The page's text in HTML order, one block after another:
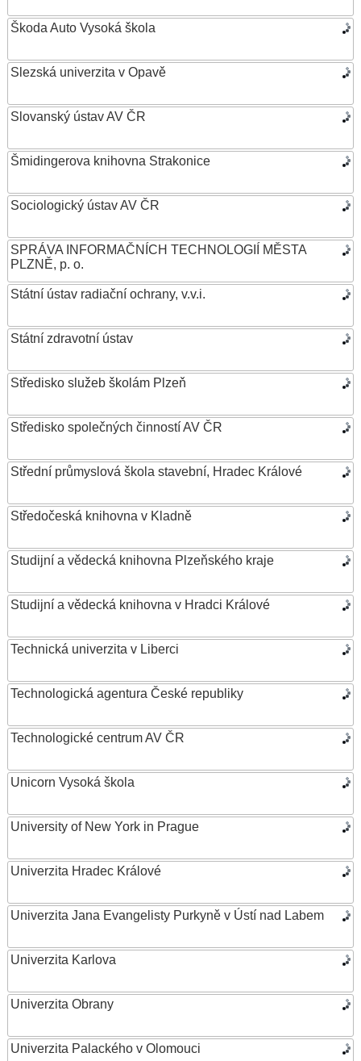
Škoda Auto Vysoká škola
Slezská univerzita v Opavě
Slovanský ústav AV ČR
Šmidingerova knihovna Strakonice
Sociologický ústav AV ČR
SPRÁVA INFORMAČNÍCH TECHNOLOGIÍ MĚSTA
PLZNĚ, p. o.
Státní ústav radiační ochrany, v.v.i.
Státní zdravotní ústav
Středisko služeb školám Plzeň
Středisko společných činností AV ČR
Střední průmyslová škola stavební, Hradec Králové
Středočeská knihovna v Kladně
Studijní a vědecká knihovna Plzeňského kraje
Studijní a vědecká knihovna v Hradci Králové
Technická univerzita v Liberci
Technologická agentura České republiky
Technologické centrum AV ČR
Unicorn Vysoká škola
University of New York in Prague
Univerzita Hradec Králové
Univerzita Jana Evangelisty Purkyně v Ústí nad Labem
Univerzita Karlova
Univerzita Obrany
Univerzita Palackého v Olomouci